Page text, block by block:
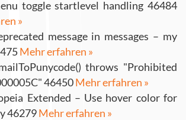
toggle startlevel handling 46484
»
message in messages – my
Mehr erfahren »
throws "Prohibited
46450Mehr erfahren »
Extended – Use hover color for
46279Mehr erfahren »